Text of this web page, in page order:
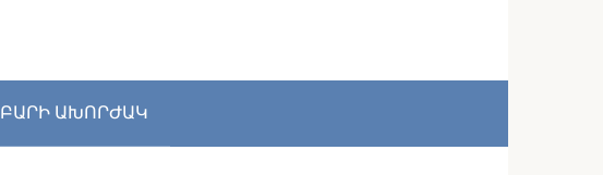
ԲԱՐԻ ԱԽՈՐԺԱԿ